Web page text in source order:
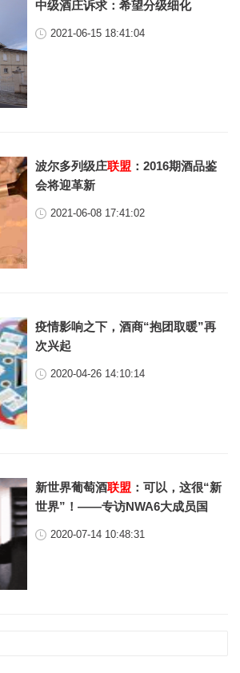
中级酒庄诉求：希望分级细化
2021-06-15 18:41:04
波尔多列级庄联盟 ：2016期酒品鉴
会将迎革新
2021-06-08 17:41:02
疫情影响之下，酒商“抱团取暖”再
次兴起
2020-04-26 14:10:14
新世界葡萄酒联盟 ：可以，这很“新
世界”！——专访NWA6大成员国
2020-07-14 10:48:31